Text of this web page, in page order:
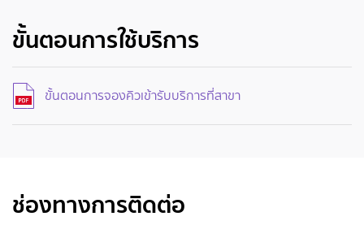
ขั้นตอนการใช้บริการ
ขั้นตอนการจองคิวเข้ารับบริการที่สาขา
ช่องทางการติดต่อ